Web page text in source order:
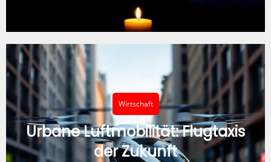
Wirtschaft
Urbane Luftmobilität: Flugtaxis
der Zukunft